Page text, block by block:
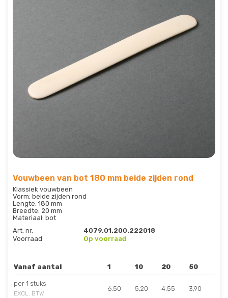
Vouwbeen van bot 180 mm beide zijden rond
Klassiek vouwbeen
Vorm: beide zijden rond
Lengte: 180 mm
Breedte: 20 mm
Materiaal: bot
Art. nr.
4079.01.200.222018
Voorraad
Op voorraad
Vanaf aantal 1 10 20 50
per 1 stuks
EXCL. BTW
6,50 5,20 4,55 3,90